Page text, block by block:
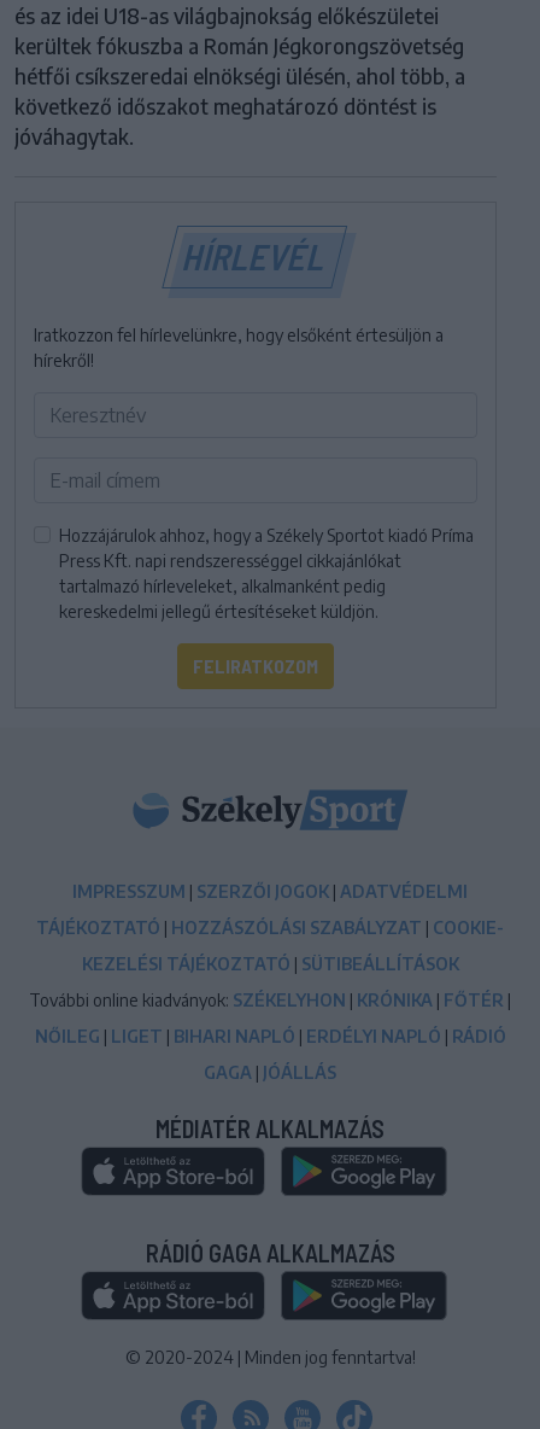
és az idei U18-as világbajnokság előkészületei
kerültek fókuszba a Román Jégkorongszövetség
hétfői csíkszeredai elnökségi ülésén, ahol több, a
következő időszakot meghatározó döntést is
jóváhagytak.
HÍRLEVÉL
Iratkozzon fel hírlevelünkre, hogy elsőként értesüljön a
hírekről!
Hozzájárulok ahhoz, hogy a Székely Sportot kiadó Príma
Press Kft. napi rendszerességgel cikkajánlókat
tartalmazó hírleveleket, alkalmanként pedig
kereskedelmi jellegű értesítéseket küldjön.
FELIRATKOZOM
IMPRESSZUM | SZERZŐI JOGOK | ADATVÉDELMI
TÁJÉKOZTATÓ | HOZZÁSZÓLÁSI SZABÁLYZAT | COOKIE-
KEZELÉSI TÁJÉKOZTATÓ | SÜTIBEÁLLÍTÁSOK
További online kiadványok: SZÉKELYHON | KRÓNIKA | FŐTÉR |
NŐILEG | LIGET | BIHARI NAPLÓ | ERDÉLYI NAPLÓ | RÁDIÓ
GAGA | JÓÁLLÁS
MÉDIATÉR ALKALMAZÁS
RÁDIÓ GAGA ALKALMAZÁS
© 2020-2024 | Minden jog fenntartva!